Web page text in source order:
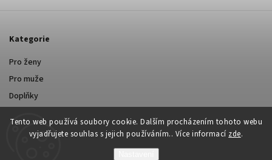
Tento web používá soubory cookie. Dalším procházením tohoto webu
vyjadřujete souhlas s jejich používáním.. Více informací zde.
Kategorie
Pro ženy
Pro muže
Doplňky